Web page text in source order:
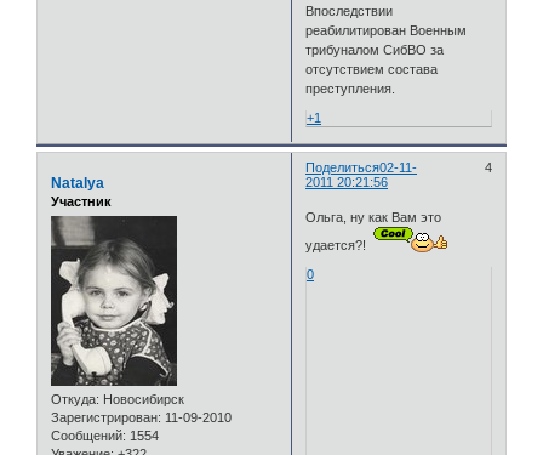
Впоследствии
реабилитирован Военным
трибуналом СибВО за
отсутствием состава
преступления.
+1
Поделиться 4
02-11-
2011 20:21:56
Natalya
Участник
Откуда: Новосибирск
Зарегистрирован: 11-09-2010
Сообщений: 1554
Ольга, ну как Вам это
удается?!
0